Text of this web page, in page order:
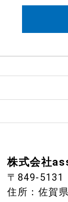
株式会社
〒849-5131
住所：佐賀